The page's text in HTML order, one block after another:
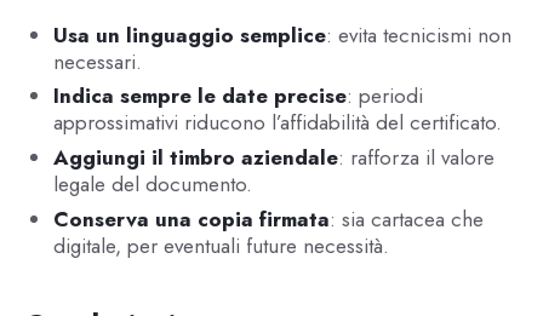
Usa un linguaggio semplice: evita tecnicismi non
necessari.
Indica sempre le date precise: periodi
approssimativi riducono l’affidabilità del certificato.
Aggiungi il timbro aziendale: rafforza il valore
legale del documento.
Conserva una copia firmata: sia cartacea che
digitale, per eventuali future necessità.